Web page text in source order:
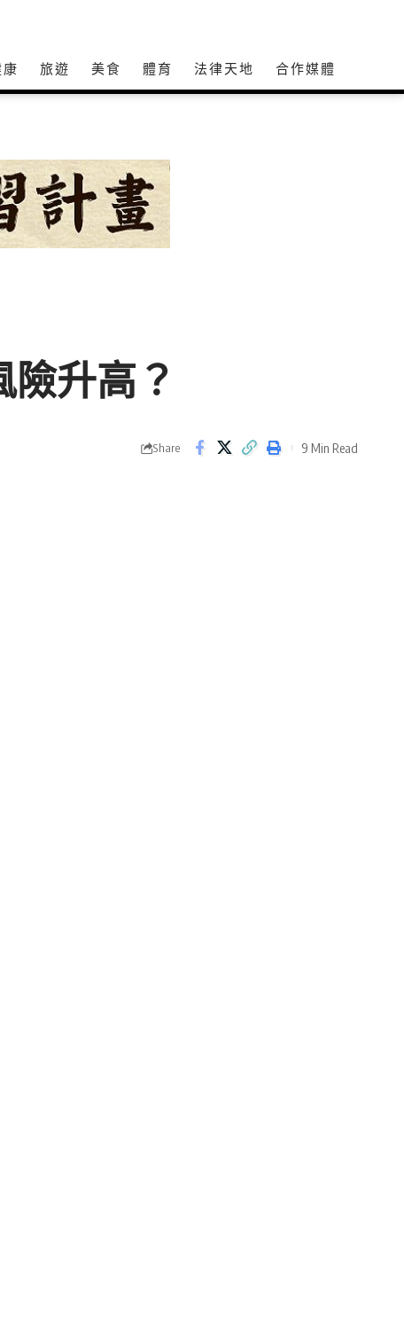
旅遊 美食 體育 法律天地 合作媒體
升高？
Share 9 Min Read